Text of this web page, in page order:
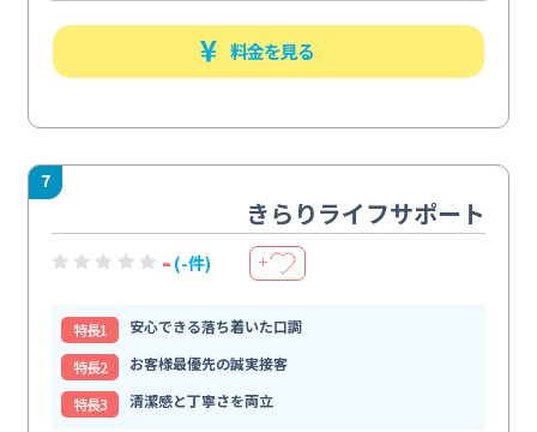
料金を見る
7
きらりライフサポート
- (-件) ＋
特⻑1
安心できる落ち着いた口調
特⻑2
お客様最優先の誠実接客
特⻑3
清潔感と丁寧さを両立